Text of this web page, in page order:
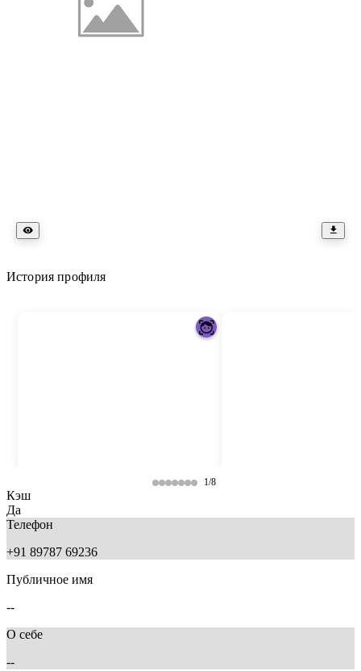
История профиля
1/8
Кэш
Да
Телефон
+91 89787 69236
Публичное имя
--
О себе
--